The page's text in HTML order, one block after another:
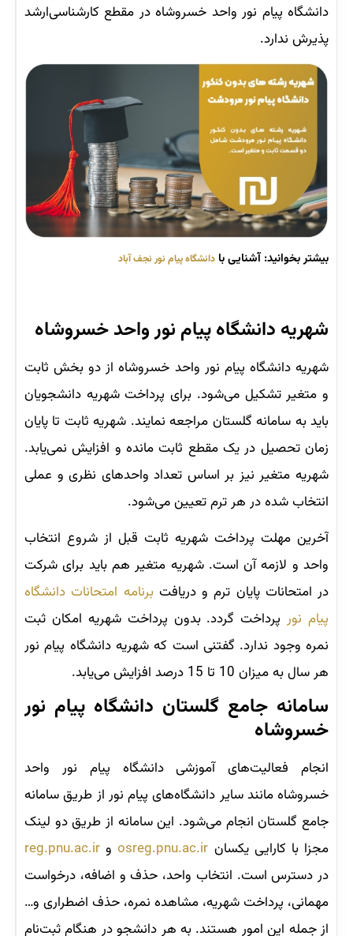
دانشگاه پیام نور واحد خسروشاه در مقطع کارشناسی‌ارشد
پذیرش ندارد.
بیشتر بخوانید: آشنایی با دانشگاه پیام نور نجف آباد
شهریه دانشگاه پیام نور واحد خسروشاه
شهریه دانشگاه پیام نور واحد خسروشاه از دو بخش ثابت
و متغیر تشکیل می‌شود. برای پرداخت شهریه دانشجویان
باید به سامانه گلستان مراجعه نمایند. شهریه ثابت تا پایان
زمان تحصیل در یک مقطع ثابت مانده و افزایش نمی‌یابد.
شهریه متغیر نیز بر اساس تعداد واحدهای نظری و عملی
انتخاب شده در هر ترم تعیین می‌شود.
آخرین مهلت پرداخت شهریه ثابت قبل از شروع انتخاب
واحد و لازمه آن است. شهریه متغیر هم باید برای شرکت
در امتحانات پایان ترم و دریافتبرنامه امتحانات دانشگاه
پیام نورپرداخت گردد. بدون پرداخت شهریه امکان ثبت
نمره وجود ندارد. گفتنی است که شهریه دانشگاه پیام نور
هر سال به میزان 10 تا 15 درصد افزایش می‌یابد.
سامانه جامع گلستان دانشگاه پیام نور
خسروشاه
انجام فعالیت‌های آموزشی دانشگاه پیام نور واحد
خسروشاه مانند سایر دانشگاه‌های پیام نور از طریق سامانه
جامع گلستان انجام می‌شود. این سامانه از طریق دو لینک
مجزا با کارایی یکسان osreg.pnu.ac.irو reg.pnu.ac.ir
در دسترس است. انتخاب واحد، حذف و اضافه، درخواست
مهمانی، پرداخت شهریه، مشاهده نمره، حذف اضطراری و…
از جمله این امور هستند. به هر دانشجو در هنگام ثبت‌نام